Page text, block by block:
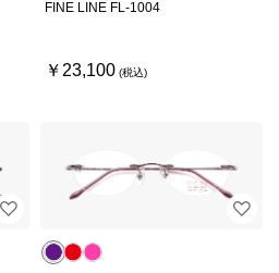
FINE LINE FL-1004
￥23,100